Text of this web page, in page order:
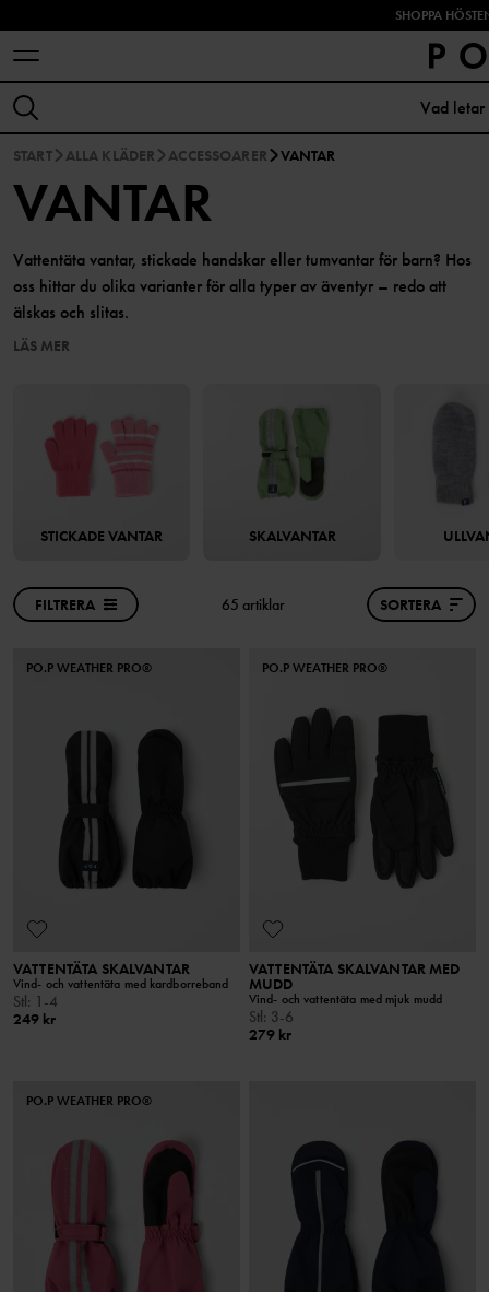
SHOPPA
START ALLA KLÄDER ACCESSOARER VANTAR
VANTAR
Vattentäta vantar, stickade handskar eller tumvantar för barn? Hos
oss hittar du olika varianter för alla typer av äventyr – redo att
älskas och slitas.
LÄS MER
STICKADE VANTAR SKALVANTAR
FILTRERA 65 artiklar SORTERA
PO.P WEATHER PRO®
VATTENTÄTA SKALVANTAR
Vind- och vattentäta med kardborreband
Stl: 1-4
249 kr
PO.P WEATHER PRO®
VATTENTÄTA SKALVANTAR MED
MUDD
Vind- och vattentäta med mjuk mudd
Stl: 3-6
279 kr
PO.P WEATHER PRO®